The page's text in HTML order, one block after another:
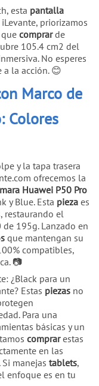
esta pantalla
priorizamos
comprarde
105.4 cm2 del
No esperes
a la acción. 😊
Marco de
Colores
y la tapa trasera
ofrecemos la
Huawei P50 Pro
y Blue. Esta pieza es
restaurando el
de 195g. Lanzado en
que mantengan su
compatibles,
📷
¿Black para un
Estas piezas no
Para una
básicas y un
comprarestas
en las
manejas tablets,
enfoque es en tu